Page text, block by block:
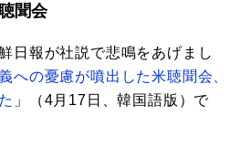
聞会
日報が社説で悲鳴をあげまし
への憂慮が噴出した米聴聞会、
」（4月17日、韓国語版）で